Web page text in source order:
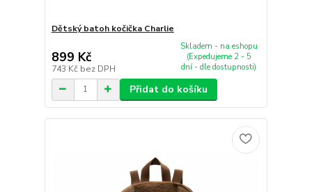
Dětský batoh kočička Charlie
899 Kč
743 Kč bez DPH
Skladem - na eshopu
(Expedujeme 2 - 5
dní - dle dostupnosti)
Přidat do košíku